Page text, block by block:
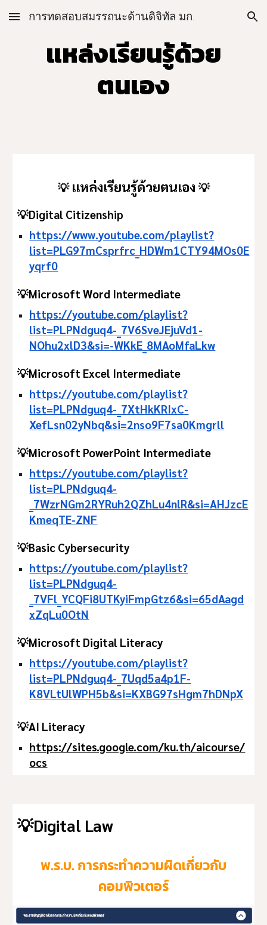
Skip to main content Skip to navigation
การทดสอบสมรรถนะด้านดิจิทัล มก.
แหล่งเรียนรู้ด้วย
ตนเอง
💡 แหล่งเรียนรู้ด้วยตนเอง 💡
💡Digital Citizenship
https://www.youtube.com/playlist?
list=PLG97mCsprfrc_HDWm1CTY94MOs0E
yqrf0
💡Microsoft Word Intermediate
https://youtube.com/playlist?
list=PLPNdguq4-_7V6SveJEjuVd1-
NOhu2xlD3&si=-WKkE_8MAoMfaLkw
💡Microsoft Excel Intermediate
https://youtube.com/playlist?
list=PLPNdguq4-_7XtHkKRIxC-
XefLsn02yNbq&si=2nso9F7sa0Kmgrll
💡Microsoft PowerPoint Intermediate
https://youtube.com/playlist?
list=PLPNdguq4-
_7WzrNGm2RYRuh2QZhLu4nlR&si=AHJzcE
KmeqTE-ZNF
💡Basic Cybersecurity
https://youtube.com/playlist?
list=PLPNdguq4-
_7VFl_YCQFi8UTKyiFmpGtz6&si=65dAagd
xZqLu0OtN
💡Microsoft Digital Literacy
https://youtube.com/playlist?
list=PLPNdguq4-_7Uqd5a4p1F-
K8VLtUlWPH5b&si=KXBG97sHgm7hDNpX
💡AI Literacy
https://sites.google.com/ku.th/aicourse/
ocs
💡Digital Law
พ.ร.บ. การกระทำความผิดเกี่ยวกับ
คอมพิวเตอร์